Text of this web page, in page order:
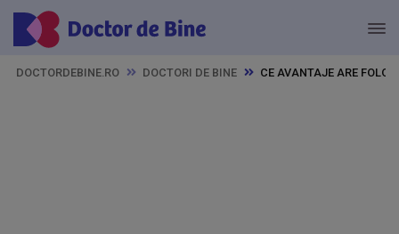
DOCTORDEBINE.RO DOCTORI DE BINE CE AVANTAJE ARE